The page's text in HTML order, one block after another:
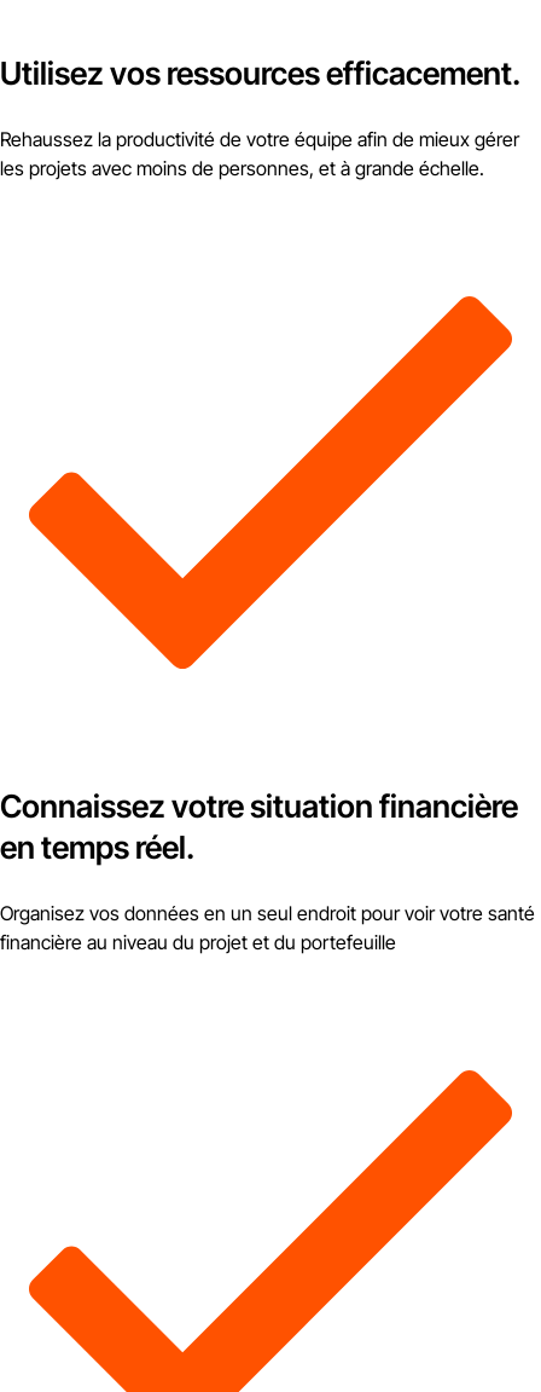
Utilisez vos ressources efficacement.
Rehaussez la productivité de votre équipe afin de mieux gérer
les projets avec moins de personnes, et à grande échelle.
Connaissez votre situation financière
en temps réel.
Organisez vos données en un seul endroit pour voir votre santé
financière au niveau du projet et du portefeuille